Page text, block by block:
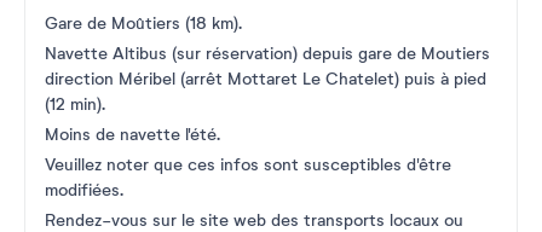
Gare de Moûtiers (18 km).
Navette Altibus (sur réservation) depuis gare de Moutiers
direction Méribel (arrêt Mottaret Le Chatelet) puis à pied
(12 min).
Moins de navette l'été.
Veuillez noter que ces infos sont susceptibles d'être
modifiées.
Rendez-vous sur le site web des transports locaux ou